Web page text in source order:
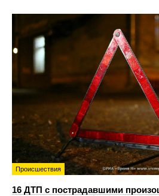
Происшествия
16 ДТП с пострадавшими